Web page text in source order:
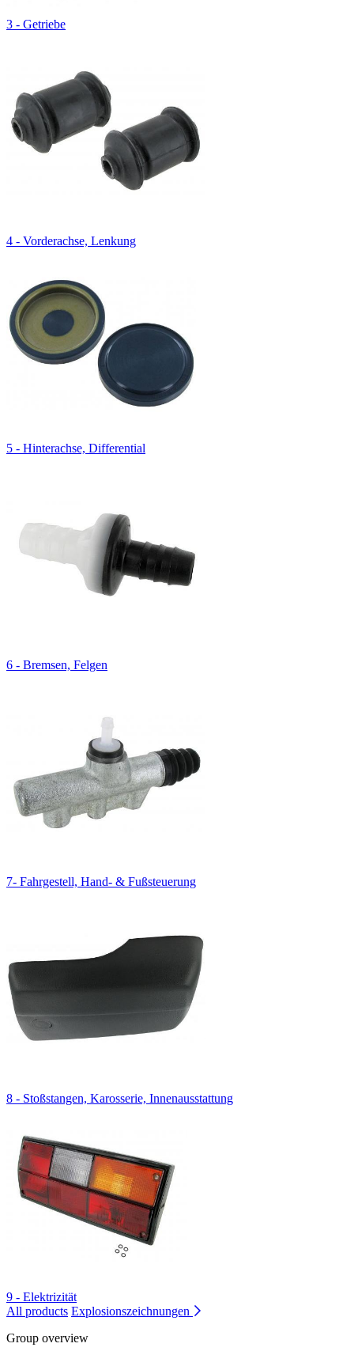
3 - Getriebe
4 - Vorderachse, Lenkung
5 - Hinterachse, Differential
6 - Bremsen, Felgen
7- Fahrgestell, Hand- & Fußsteuerung
8 - Stoßstangen, Karosserie, Innenausstattung
9 - Elektrizität
All products Explosionszeichnungen
Group overview